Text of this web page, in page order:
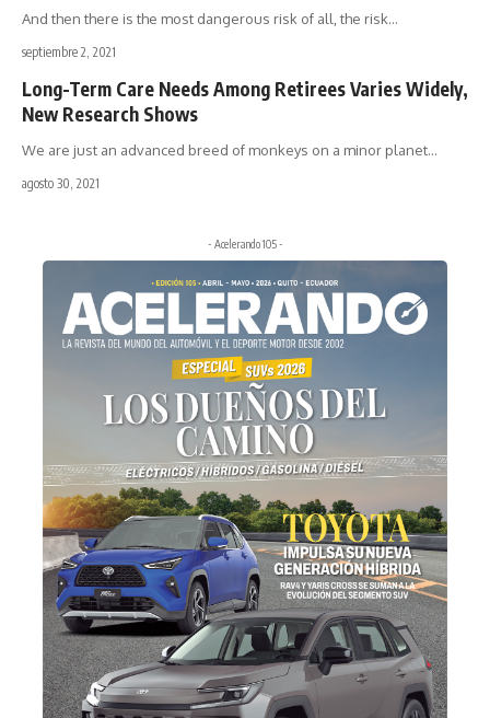
And then there is the most dangerous risk of all, the risk…
septiembre 2, 2021
Long-Term Care Needs Among Retirees Varies Widely,
New Research Shows
We are just an advanced breed of monkeys on a minor planet…
agosto 30, 2021
- Acelerando 105 -